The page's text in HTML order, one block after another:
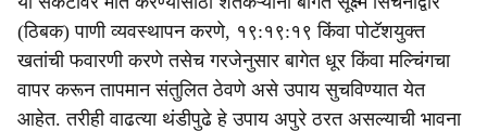
(ठिबक) पाणी व्यवस्थापन करणे, १९:१९:१९ किंवा पोटॅशयुक्त
खतांची फवारणी करणे तसेच गरजेनुसार बागेत धूर किंवा मल्चिंगचा
वापर करून तापमान संतुलित ठेवणे असे उपाय सुचविण्यात येत
आहेत. तरीही वाढत्या थंडीपुढे हे उपाय अपुरे ठरत असल्याची भावना